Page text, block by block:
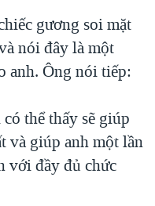
gương soi mặt
nói đây là một
anh. Ông nói tiếp:
thể thấy sẽ giúp
và giúp anh một lần
với đầy đủ chức